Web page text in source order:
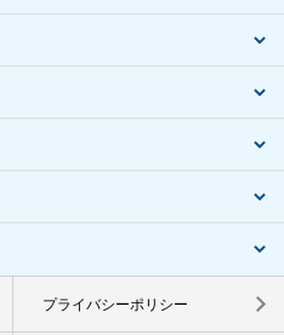
プライバシーポリシー